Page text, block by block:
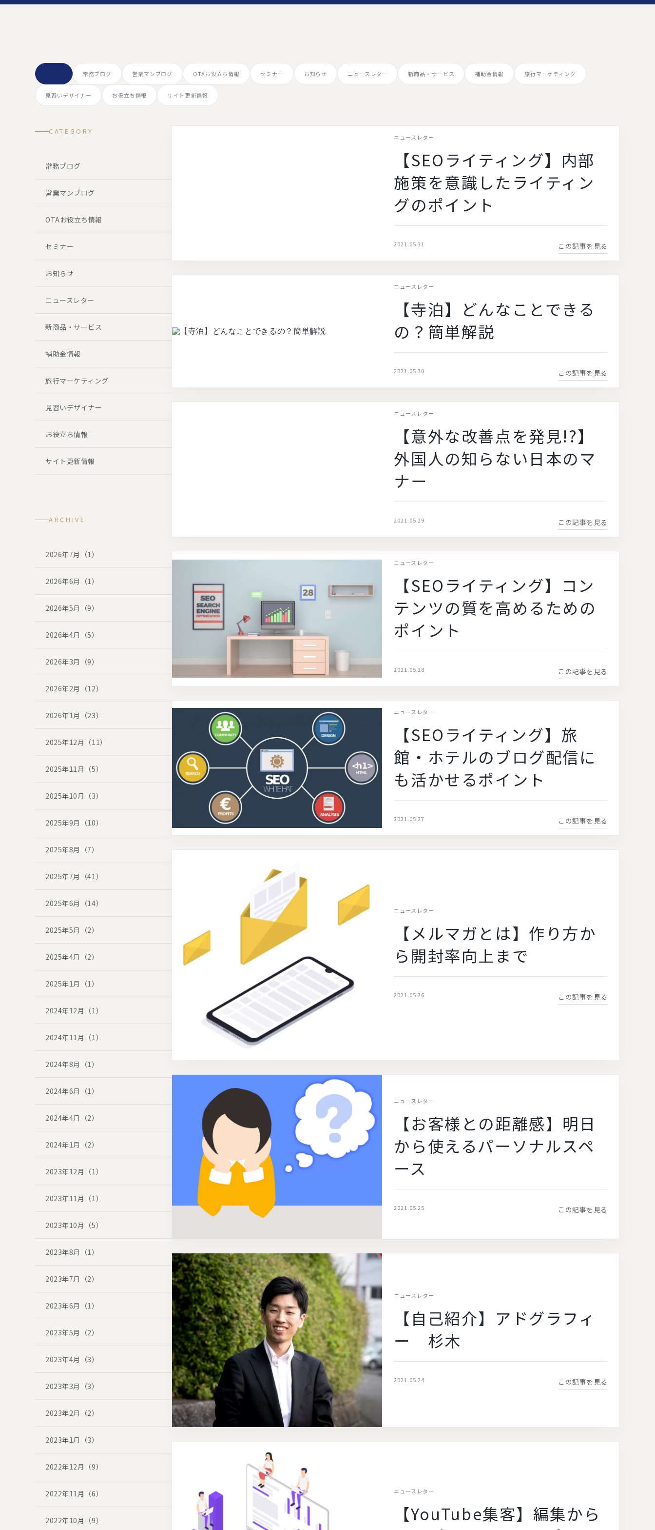
すべて 常務ブログ 営業マンブログ OTAお役立ち情報 セミナー お知らせ ニュースレター 新商品・サービス 補助金情報 旅行マーケティング
見習いデザイナー お役立ち情報 サイト更新情報
ニュースレター
【SEOライティング】内部
施策を意識したライティン
グのポイント
2021.05.31 この記事を見る
ニュースレター
【寺泊】どんなことできる
の？簡単解説
2021.05.30 この記事を見る
ニュースレター
【意外な改善点を発見!?】
外国人の知らない日本のマ
ナー
2021.05.29 この記事を見る
ニュースレター
【SEOライティング】コン
テンツの質を高めるための
ポイント
2021.05.28 この記事を見る
ニュースレター
【SEOライティング】旅
館・ホテルのブログ配信に
も活かせるポイント
2021.05.27 この記事を見る
ニュースレター
【メルマガとは】作り方か
ら開封率向上まで
2021.05.26 この記事を見る
ニュースレター
【お客様との距離感】明日
から使えるパーソナルスペ
ース
2021.05.25 この記事を見る
ニュースレター
【自己紹介】アドグラフィ
ー 杉木
2021.05.24 この記事を見る
ニュースレター
【YouTube集客】編集から
CATEGORY
常務ブログ
営業マンブログ
OTAお役立ち情報
セミナー
お知らせ
ニュースレター
新商品・サービス
補助金情報
旅行マーケティング
見習いデザイナー
お役立ち情報
サイト更新情報
ARCHIVE
2026年7月（1）
2026年6月（1）
2026年5月（9）
2026年4月（5）
2026年3月（9）
2026年2月（12）
2026年1月（23）
2025年12月（11）
2025年11月（5）
2025年10月（3）
2025年9月（10）
2025年8月（7）
2025年7月（41）
2025年6月（14）
2025年5月（2）
2025年4月（2）
2025年1月（1）
2024年12月（1）
2024年11月（1）
2024年8月（1）
2024年6月（1）
2024年4月（2）
2024年1月（2）
2023年12月（1）
2023年11月（1）
2023年10月（5）
2023年8月（1）
2023年7月（2）
2023年6月（1）
2023年5月（2）
2023年4月（3）
2023年3月（3）
2023年2月（2）
2023年1月（3）
2022年12月（9）
2022年11月（6）
2022年10月（9）